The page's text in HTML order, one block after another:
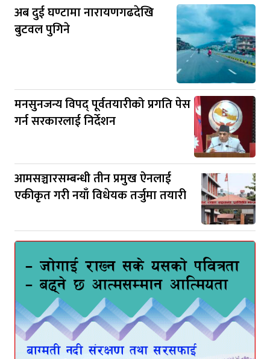
अब दुई घण्टामा नारायणगढदेखि
बुटवल पुगिने
मनसुनजन्य विपद् पूर्वतयारीको प्रगति पेस
गर्न सरकारलाई निर्देशन
आमसञ्चारसम्बन्धी तीन प्रमुख ऐनलाई
एकीकृत गरी नयाँ विधेयक तर्जुमा तयारी